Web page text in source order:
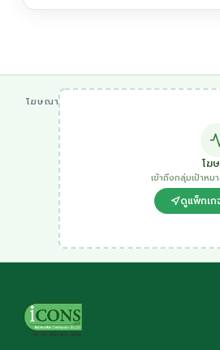
โฆษณา
โฆ
เข้าถึงกลุ่มเป้าห
ดูแพ็กเ